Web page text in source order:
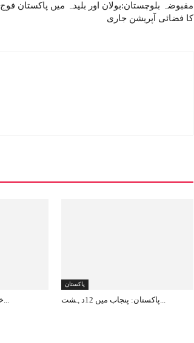
مقبوضہ بلوچستان:بولان اور بلیدہ میں پاکستان فوج
کا فضائی آپریشن جاری
خطے میں اب ایک نیوآرڈر نا...
پاکستان
پاکستان: پنجاب میں 12دہشت...